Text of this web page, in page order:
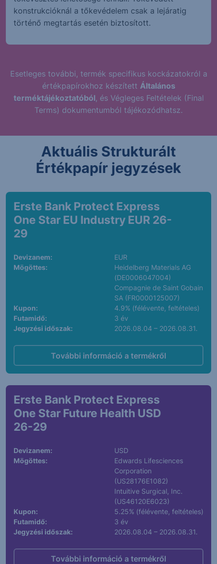
konstrukcióknál a tőkevédelem csak a lejáratig
történő megtartás esetén biztosított.
Esetleges további, termék specifikus kockázatokról a
értékpapírokhoz készített Általános
terméktájékoztatóból, és Végleges Feltételek (Final
Terms) dokumentumból tájékozódhatsz.
Aktuális Strukturált
Értékpapír jegyzések
Erste Bank Protect Express
One Star EU Industry EUR 26-
29
Devizanem:
EUR
Mögöttes:
Heidelberg Materials AG
(DE0006047004)
Compagnie de Saint Gobain
SA (FR0000125007)
Kupon:
4.9% (félévente, feltételes)
Futamidő:
3 év
Jegyzési időszak:
2026.08.04 – 2026.08.31.
További információ a termékről
Erste Bank Protect Express
One Star Future Health USD
26-29
Devizanem:
USD
Mögöttes:
Edwards Lifesciences
Corporation
(US28176E1082)
Intuitive Surgical, Inc.
(US46120E6023)
Kupon:
5.25% (félévente, feltételes)
Futamidő:
3 év
Jegyzési időszak:
2026.08.04 – 2026.08.31.
További információ a termékről